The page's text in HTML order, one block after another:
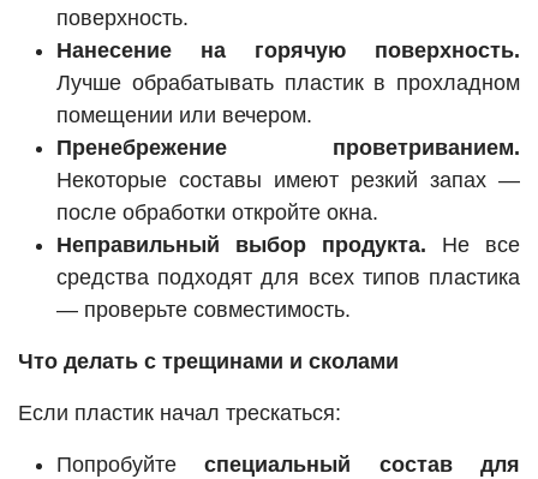
поверхность.
Нанесение на горячую поверхность.
Лучше обрабатывать пластик в прохладном
помещении или вечером.
Пренебрежение проветриванием.
Некоторые составы имеют резкий запах —
после обработки откройте окна.
Неправильный выбор продукта. Не все
средства подходят для всех типов пластика
— проверьте совместимость.
Что делать с трещинами и сколами
Если пластик начал трескаться:
Попробуйтеспециальный состав для